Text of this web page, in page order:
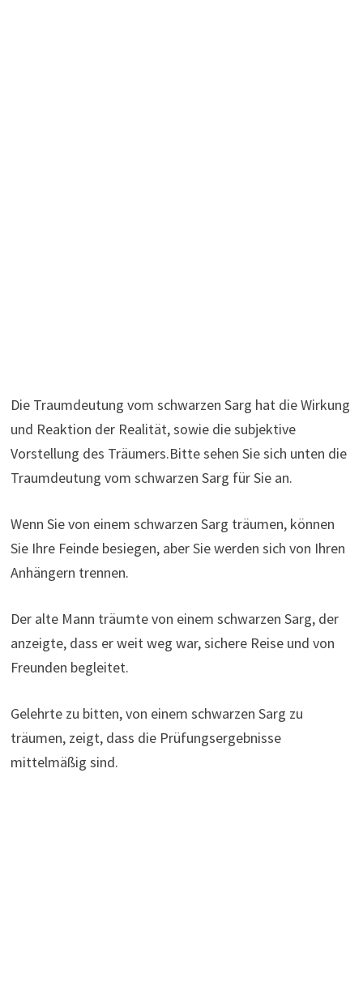
Die Traumdeutung vom schwarzen Sarg hat die Wirkung
und Reaktion der Realität, sowie die subjektive
Vorstellung des Träumers.Bitte sehen Sie sich unten die
Traumdeutung vom schwarzen Sarg für Sie an.
Wenn Sie von einem schwarzen Sarg träumen, können
Sie Ihre Feinde besiegen, aber Sie werden sich von Ihren
Anhängern trennen.
Der alte Mann träumte von einem schwarzen Sarg, der
anzeigte, dass er weit weg war, sichere Reise und von
Freunden begleitet.
Gelehrte zu bitten, von einem schwarzen Sarg zu
träumen, zeigt, dass die Prüfungsergebnisse
mittelmäßig sind.